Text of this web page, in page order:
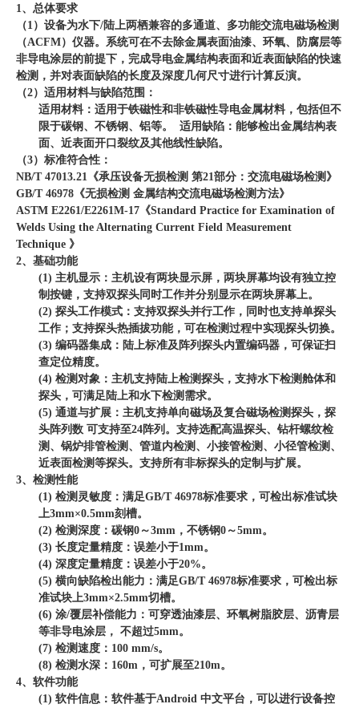
1、总体要求
（1）设备为水下/陆上两栖兼容的多通道、多功能交流电磁场检测
（ACFM）仪器。系统可在不去除金属表面油漆、环氧、防腐层等
非导电涂层的前提下，完成导电金属结构表面和近表面缺陷的快速
检测，并对表面缺陷的长度及深度几何尺寸进行计算反演。
（2）适用材料与缺陷范围：
适用材料：适用于铁磁性和非铁磁性导电金属材料，包括但不
限于碳钢、不锈钢、铝等。 适用缺陷：能够检出金属结构表
面、近表面开口裂纹及其他线性缺陷。
（3）标准符合性：
NB/T 47013.21《承压设备无损检测 第21部分：交流电磁场检测》
GB/T 46978《无损检测 金属结构交流电磁场检测方法》
ASTM E2261/E2261M-17《Standard Practice for Examination of
Welds Using the Alternating Current Field Measurement
Technique 》
2、基础功能
(1) 主机显示：主机设有两块显示屏，两块屏幕均设有独立控
制按键，支持双探头同时工作并分别显示在两块屏幕上。
(2) 探头工作模式：支持双探头并行工作，同时也支持单探头
工作；支持探头热插拔功能，可在检测过程中实现探头切换。
(3) 编码器集成：陆上标准及阵列探头内置编码器，可保证扫
查定位精度。
(4) 检测对象：主机支持陆上检测探头，支持水下检测舱体和
探头，可满足陆上和水下检测需求。
(5) 通道与扩展：主机支持单向磁场及复合磁场检测探头，探
头阵列数 可支持至24阵列。支持选配高温探头、钻杆螺纹检
测、锅炉排管检测、管道内检测、小接管检测、小径管检测、
近表面检测等探头。支持所有非标探头的定制与扩展。
3、检测性能
(1) 检测灵敏度：满足GB/T 46978标准要求，可检出标准试块
上3mm×0.5mm刻槽。
(2) 检测深度：碳钢0～3mm，不锈钢0～5mm。
(3) 长度定量精度：误差小于1mm。
(4) 深度定量精度：误差小于20%。
(5) 横向缺陷检出能力：满足GB/T 46978标准要求，可检出标
准试块上3mm×2.5mm切槽。
(6) 涂/覆层补偿能力：可穿透油漆层、环氧树脂胶层、沥青层
等非导电涂层， 不超过5mm。
(7) 检测速度：100 mm/s。
(8) 检测水深：160m，可扩展至210m。
4、软件功能
(1) 软件信息：软件基于Android 中文平台，可以进行设备控